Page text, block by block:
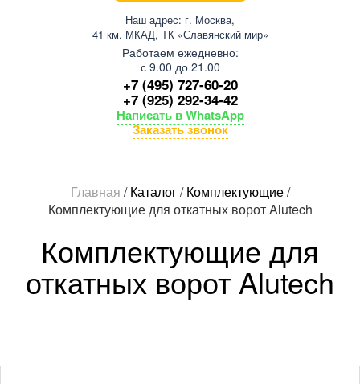
Наш адрес: г. Москва,
41 км. МКАД, ТК «Славянский мир»
Работаем ежедневно:
с 9.00 до 21.00
+7 (495) 727-60-20
+7 (925) 292-34-42
Написать в WhatsApp
Заказать звонок
Главная /Каталог/Комплектующие/
Комплектующие для откатных ворот Alutech
Комплектующие для
откатных ворот Alutech